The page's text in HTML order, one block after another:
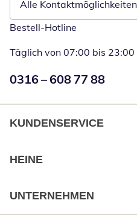
Alle Kontaktmöglichkeiten
Bestell-Hotline
Täglich von 07:00 bis 23:00
Numéro de téléphone:
0316 – 608 77 88
KUNDENSERVICE
HEINE
UNTERNEHMEN